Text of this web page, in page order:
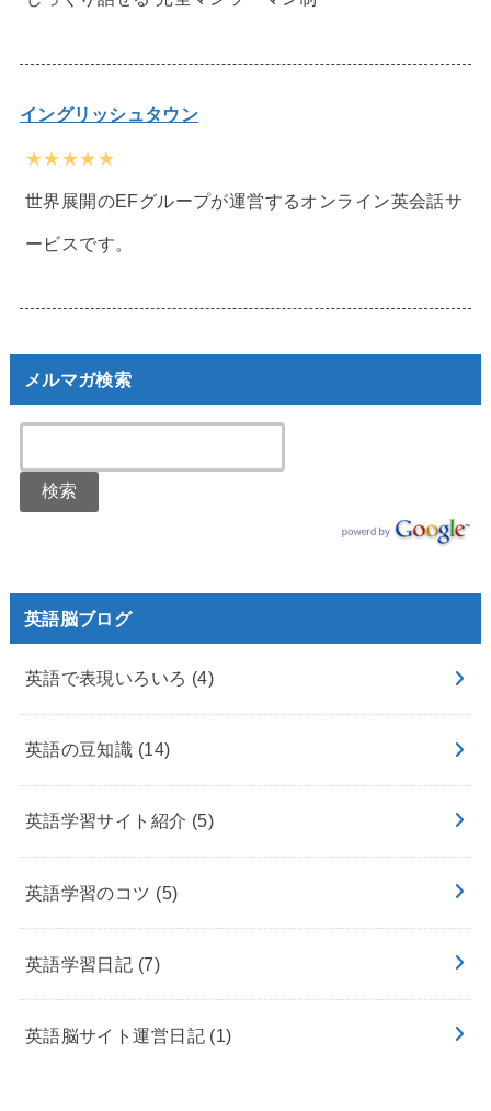
イングリッシュタウン
★★★★★
世界展開のEFグループが運営するオンライン英会話サ
ービスです。
メルマガ検索
英語脳ブログ
英語で表現いろいろ (4)
英語の豆知識 (14)
英語学習サイト紹介 (5)
英語学習のコツ (5)
英語学習日記 (7)
英語脳サイト運営日記 (1)